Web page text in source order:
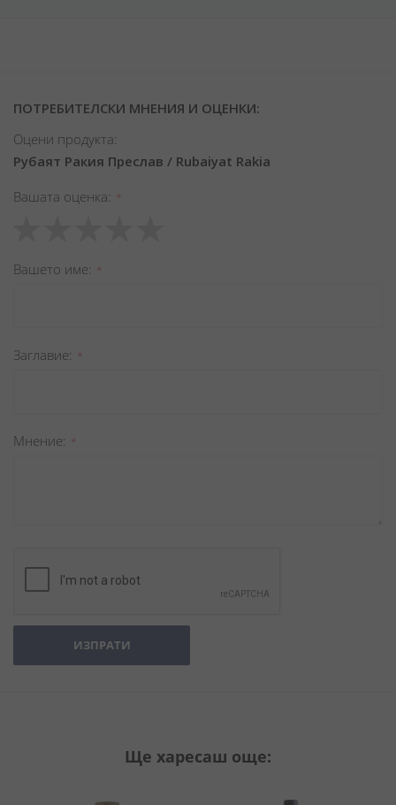
ПОТРЕБИТЕЛСКИ МНЕНИЯ И ОЦЕНКИ:
Оцени продукта:
Рубаят Ракия Преслав / Rubaiyat Rakia
Вашата оценка
star
stars
stars
stars
stars
Вашето име
Заглавиe
Мнение
ИЗПРАТИ
Ще харесаш още: